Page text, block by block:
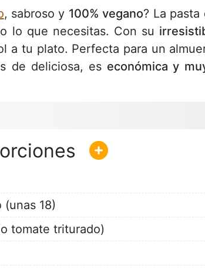
, sabroso y 100% vegano? La pasta
lo que necesitas. Con su
a tu plato. Perfecta para un
de deliciosa, es económica y
(unas 18)
tomate triturado)